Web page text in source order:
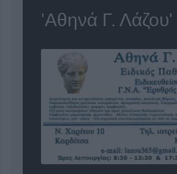
'Αθηνά Γ. Λάζου'